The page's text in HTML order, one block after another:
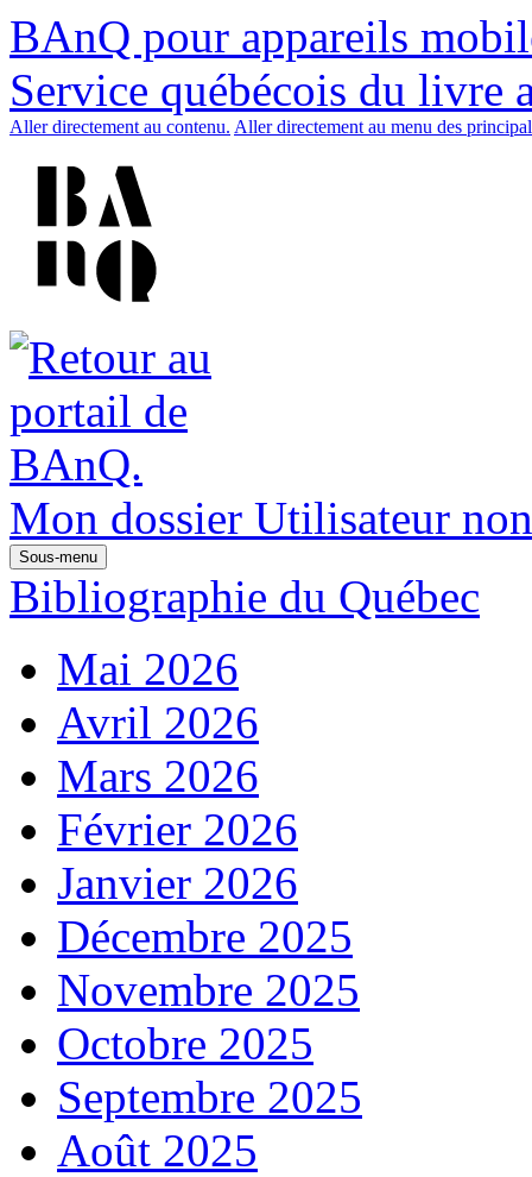
BAnQ pour appareils
Service québécois du livre
Aller directement au contenu. Aller directement au menu des
Mon dossier Utilisateur
Sous-menu
Bibliographie du Québec
Mai 2026
Avril 2026
Mars 2026
Février 2026
Janvier 2026
Décembre 2025
Novembre 2025
Octobre 2025
Septembre 2025
Août 2025